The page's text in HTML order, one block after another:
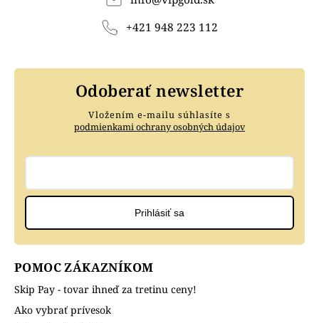
+421 948 223 112
POMOC ZÁKAZNÍKOM
Skip Pay - tovar ihneď za tretinu ceny!
Ako vybrať prívesok
Odoberať newsletter
Vložením e-mailu súhlasíte s
podmienkami ochrany osobných údajov
Prihlásiť sa